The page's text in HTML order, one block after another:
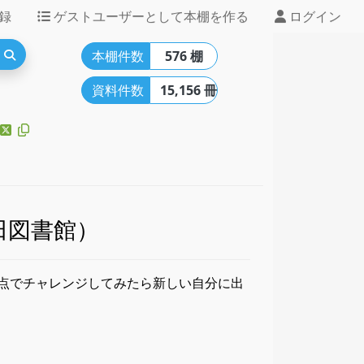
ゲストユーザーとして本棚を作る ログイン
本棚件数
576 棚
資料件数
15,156 冊
書館）
チャレンジしてみたら新しい自分に出